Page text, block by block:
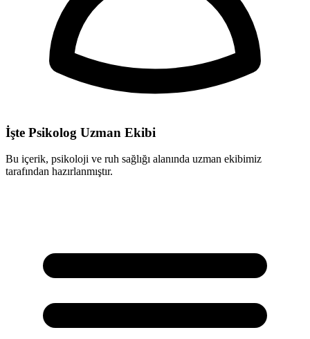
İşte Psikolog Uzman Ekibi
Bu içerik, psikoloji ve ruh sağlığı alanında uzman ekibimiz
tarafından hazırlanmıştır.